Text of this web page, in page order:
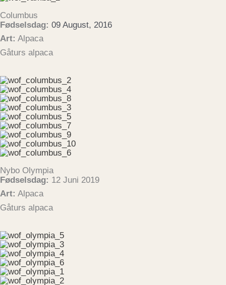
Columbus
Fødselsdag: 09 August, 2016
Art: Alpaca
Gåturs alpaca
Nybo Olympia
Fødselsdag: 12 Juni 2019
Art: Alpaca
Gåturs alpaca